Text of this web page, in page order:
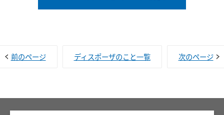
前のページ ディスポーザのこと一覧 次のページ